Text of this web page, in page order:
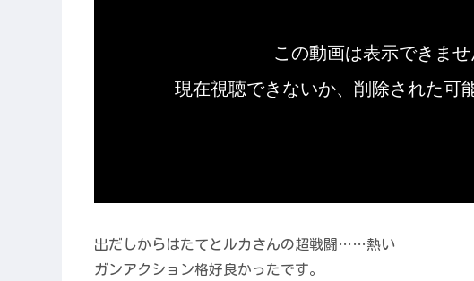
出だしからはたてとルカさんの超戦闘……熱い
ガンアクション格好良かったです。